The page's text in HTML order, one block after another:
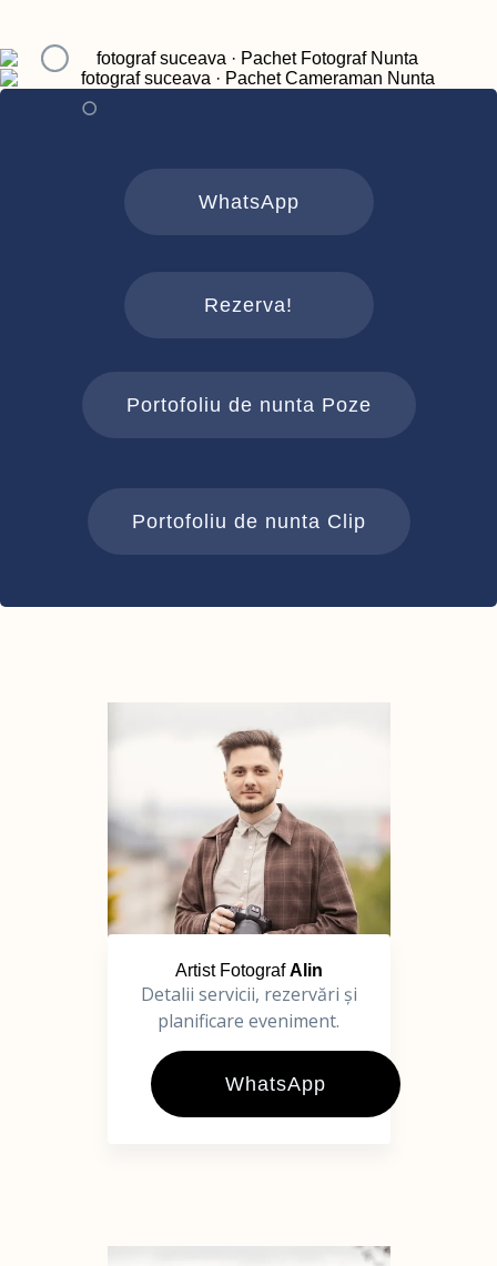
WhatsApp
Rezerva!
Portofoliu de nunta Poze
Portofoliu de nunta Clip
Artist FotografAlin
Detalii servicii, rezervări și
planificare eveniment.
WhatsApp